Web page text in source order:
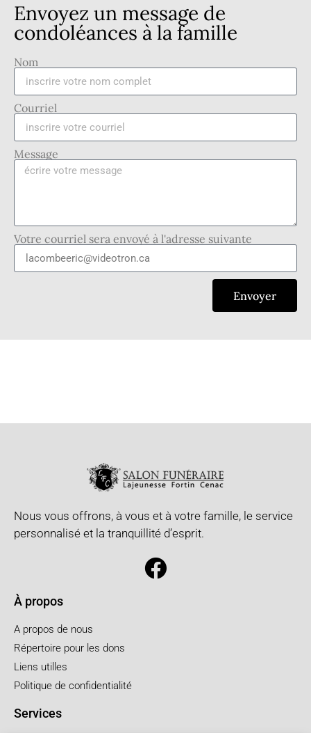
Envoyez un message de
condoléances à la famille
Nom
Courriel
Message
Votre courriel sera envoyé à l'adresse suivante
Envoyer
Nous vous offrons, à vous et à votre famille, le service
personnalisé et la tranquillité d’esprit.
À propos
A propos de nous
Répertoire pour les dons
Liens utilles
Politique de confidentialité
Services